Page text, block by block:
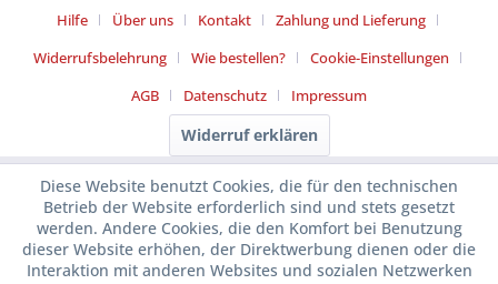
Hilfe Über uns Kontakt
Zahlung und Lieferung
Widerrufsbelehrung
Wie bestellen?
Cookie-Einstellungen
AGB
Datenschutz Impressum
Widerruf erklären
Diese Website benutzt Cookies, die für den technischen
Betrieb der Website erforderlich sind und stets gesetzt
werden. Andere Cookies, die den Komfort bei Benutzung
dieser Website erhöhen, der Direktwerbung dienen oder die
Interaktion mit anderen Websites und sozialen Netzwerken